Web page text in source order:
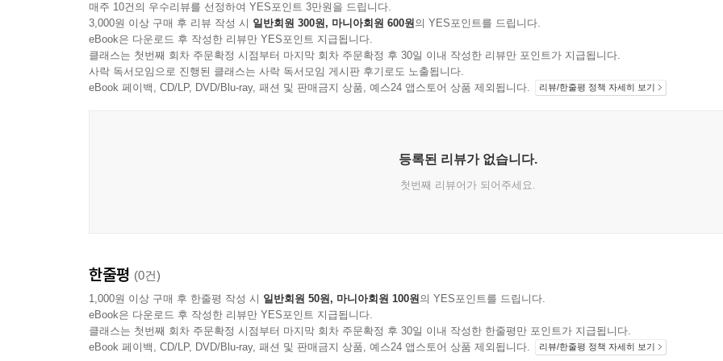
매주 10건의 우수리뷰를 선정하여 YES포인트 3만원을 드립니다.
3,000원 이상 구매 후 리뷰 작성 시 일반회원 300원, 마니아회원 600원의 YES포인트를 드립니다.
eBook은 다운로드 후 작성한 리뷰만 YES포인트 지급됩니다.
클래스는 첫번째 회차 주문확정 시점부터 마지막 회차 주문확정 후 30일 이내 작성한 리뷰만 포인트가 지급됩니다.
사락 독서모임으로 진행된 클래스는 사락 독서모임 게시판 후기로도 노출됩니다.
eBook 페이백, CD/LP, DVD/Blu-ray, 패션 및 판매금지 상품, 예스24 앱스토어 상품 제외됩니다.
리뷰/한줄평 정책 자세히 보기
등록된 리뷰가 없습니다.
첫번째 리뷰어가 되어주세요.
한줄평 (0건)
1,000원 이상 구매 후 한줄평 작성 시 일반회원 50원, 마니아회원 100원의 YES포인트를 드립니다.
eBook은 다운로드 후 작성한 리뷰만 YES포인트 지급됩니다.
클래스는 첫번째 회차 주문확정 시점부터 마지막 회차 주문확정 후 30일 이내 작성한 한줄평만 포인트가 지급됩니다.
eBook 페이백, CD/LP, DVD/Blu-ray, 패션 및 판매금지 상품, 예스24 앱스토어 상품 제외됩니다.
리뷰/한줄평 정책 자세히 보기